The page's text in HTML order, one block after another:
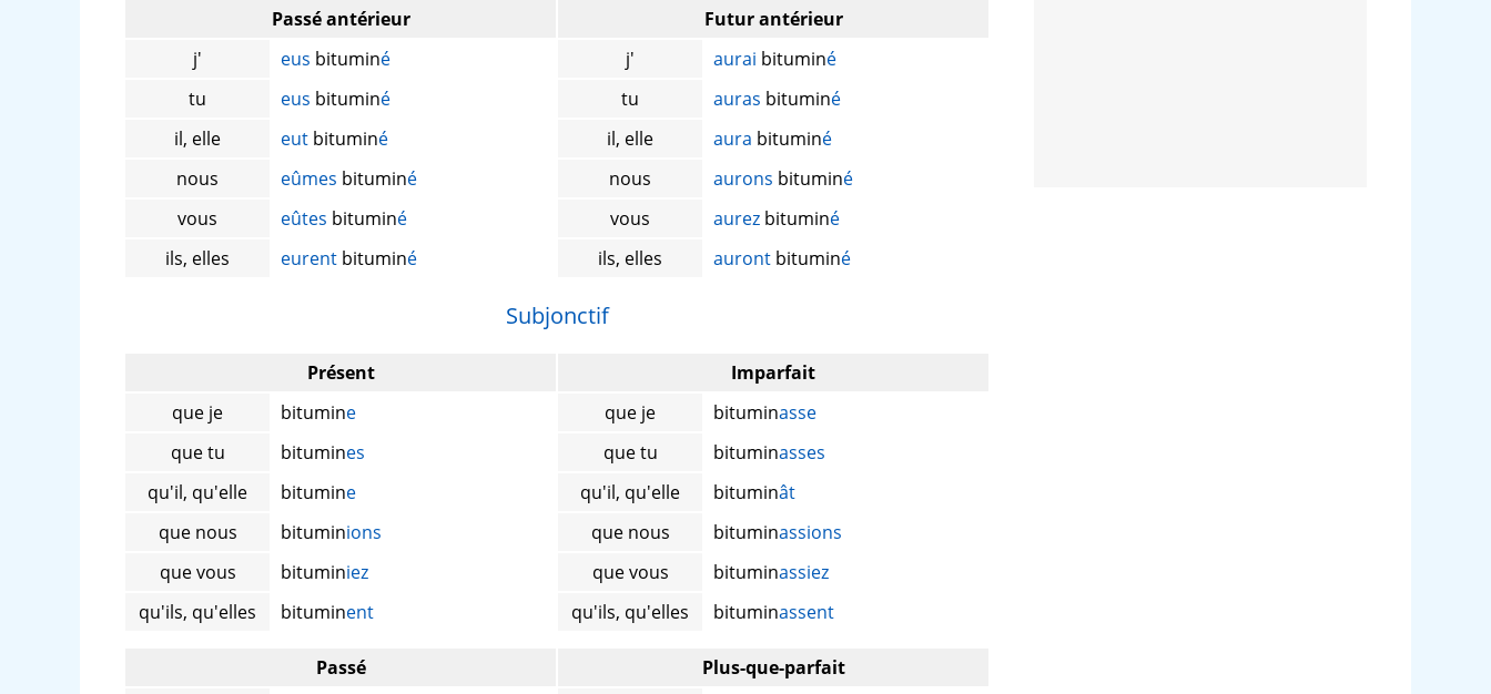
Passé antérieur
j'
eus bituminé
tu
eus bituminé
il, elle
eut bituminé
nous
eûmes bituminé
vous
eûtes bituminé
ils, elles
eurent bituminé
Futur antérieur
j'
aurai bituminé
tu
auras bituminé
il, elle
aura bituminé
nous
aurons bituminé
vous
aurez bituminé
ils, elles
auront bituminé
Subjonctif
Présent
que je
bitumine
que tu
bitumines
qu'il, qu'elle
bitumine
que nous
bituminions
que vous
bituminiez
qu'ils, qu'elles
bituminent
Imparfait
que je
bituminasse
que tu
bituminasses
qu'il, qu'elle
bituminât
que nous
bituminassions
que vous
bituminassiez
qu'ils, qu'elles
bituminassent
Passé
Plus-que-parfait